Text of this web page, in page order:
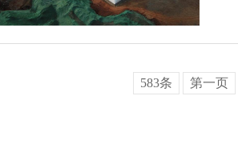
583条 第一页